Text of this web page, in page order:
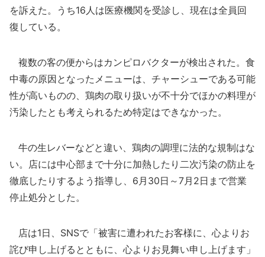
を訴えた。うち16人は医療機関を受診し、現在は全員回
復している。
複数の客の便からはカンピロバクターが検出された。食
中毒の原因となったメニューは、チャーシューである可能
性が高いものの、鶏肉の取り扱いが不十分でほかの料理が
汚染したとも考えられるため特定はできなかった。
牛の生レバーなどと違い、鶏肉の調理に法的な規制はな
い。店には中心部まで十分に加熱したり二次汚染の防止を
徹底したりするよう指導し、6月30日～7月2日まで営業
停止処分とした。
店は1日、SNSで「被害に遭われたお客様に、心よりお
詫び申し上げるとともに、心よりお見舞い申し上げます」